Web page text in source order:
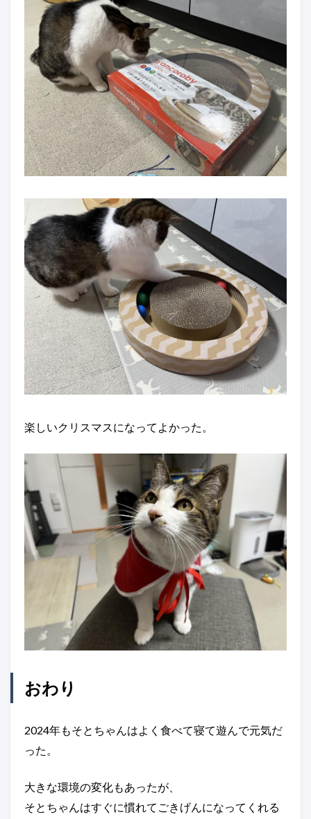
楽しいクリスマスになってよかった。
おわり
2024年もそとちゃんはよく食べて寝て遊んで元気だ
った。
大きな環境の変化もあったが、
そとちゃんはすぐに慣れてごきげんになってくれる